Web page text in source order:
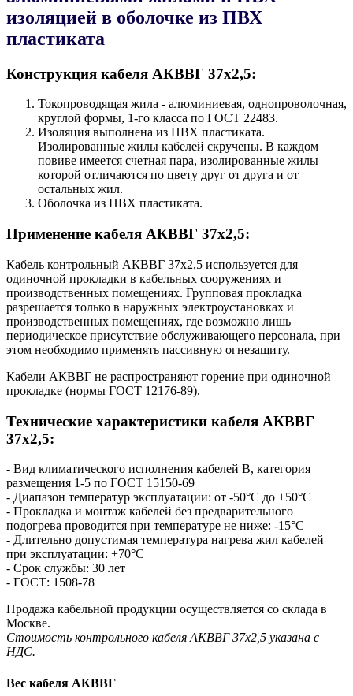
изоляцией в оболочке из ПВХ
пластиката
Конструкция кабеля AКВВГ 37х2,5:
Токопроводящая жила - алюминиевая, однопроволочная,
круглой формы, 1-го класса по ГОСТ 22483.
Изоляция выполнена из ПВХ пластиката.
Изолированные жилы кабелей скручены. В каждом
повиве имеется счетная пара, изолированные жилы
которой отличаются по цвету друг от друга и от
остальных жил.
Оболочка из ПВХ пластиката.
Применение кабеля AКВВГ 37х2,5:
Кабель контрольный AКВВГ 37х2,5 используется для
одиночной прокладки в кабельных сооружениях и
производственных помещениях. Групповая прокладка
разрешается только в наружных электроустановках и
производственных помещениях, где возможно лишь
периодическое присутствие обслуживающего персонала, при
этом необходимо применять пассивную огнезащиту.
Кабели АКВВГ не распространяют горение при одиночной
прокладке (нормы ГОСТ 12176-89).
Технические характеристики кабеля AКВВГ
37х2,5:
- Вид климатического исполнения кабелей В, категория
размещения 1-5 по ГОСТ 15150-69
- Диапазон температур эксплуатации: от -50°С до +50°С
- Прокладка и монтаж кабелей без предварительного
подогрева проводится при температуре не ниже: -15°С
- Длительно допустимая температура нагрева жил кабелей
при эксплуатации: +70°С
- Срок службы: 30 лет
- ГОСТ: 1508-78
Продажа кабельной продукции осуществляется со склада в
Москве.
Стоимость контрольного кабеля AКВВГ 37х2,5 указана с
НДС.
Вес кабеля АКВВГ